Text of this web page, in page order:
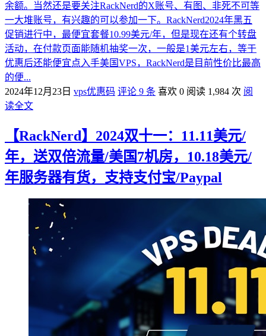
余额。当然还是要关注RackNerd的X账号、有图、非死不可等
一大堆账号，有兴趣的可以参加一下。RackNerd2024年黑五
促销进行中，最便宜套餐10.99美元/年，但是现在还有个转盘
活动，在付款页面能随机抽奖一次，一般是1美元左右，等于
优惠后还能便宜点入手美国VPS，RackNerd是目前性价比最高
的便...
2024年12月23日 vps优惠码 评论 9 条 喜欢 0 阅读 1,984 次 阅
读全文
【RackNerd】2024双十一：11.11美元/
年，送双倍流量/美国7机房，10.18美元/
年服务器有货，支持支付宝/Paypal